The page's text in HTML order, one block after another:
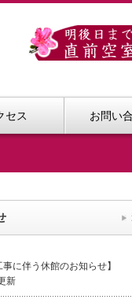
セス お問い
工事に伴う休館のお知ら
新